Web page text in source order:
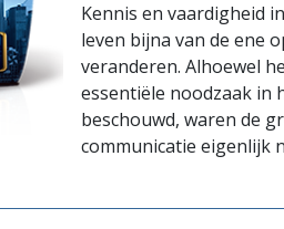
Kennis en vaardigheid
leven bijna van de ene
veranderen. Alhoewel
essentiële noodzaak in
beschouwd, waren de
communicatie eigenlijk